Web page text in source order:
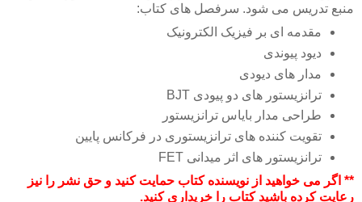
منبع تدریس می شود. سرفصل های کتاب:
مقدمه ای بر فیزیک الکترونیک
دیود پیوندی
مدار های دیودی
ترانزیستور های دو پیودی BJT
طراحی مدار بایاس ترانزیستور
تقویت کننده های ترانزیستوری در فرکانس پایین
ترانزیستور های اثر میدانی FET
** اگر می خواهید از نویسنده کتاب حمایت کنید و حق نشر را نیز
رعایت کرده باشید کتاب را خریداری کنید.